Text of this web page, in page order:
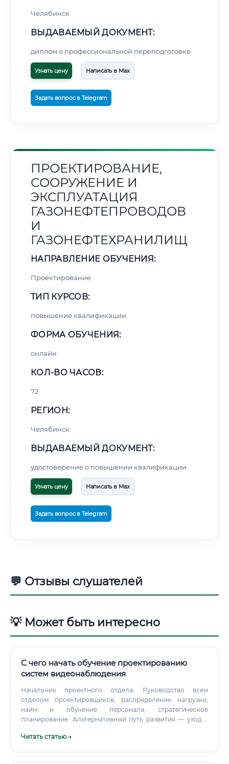
Челябинск
ВЫДАВАЕМЫЙ ДОКУМЕНТ:
диплом о профессиональной переподготовке
Узнать цену Написать в Max
Задать вопрос в Telegram
ПРОЕКТИРОВАНИЕ,
СООРУЖЕНИЕ И
ЭКСПЛУАТАЦИЯ
ГАЗОНЕФТЕПРОВОДОВ
И
ГАЗОНЕФТЕХРАНИЛИЩ
НАПРАВЛЕНИЕ ОБУЧЕНИЯ:
Проектирование
ТИП КУРСОВ:
повышение квалификации
ФОРМА ОБУЧЕНИЯ:
онлайн
КОЛ-ВО ЧАСОВ:
72
РЕГИОН:
Челябинск
ВЫДАВАЕМЫЙ ДОКУМЕНТ:
удостоверение о повышении квалификации
Узнать цену Написать в Max
Задать вопрос в Telegram
💬 Отзывы слушателей
💡 Может быть интересно
С чего начать обучение проектированию
систем видеонаблюдения
Начальник проектного отдела: Руководство всем
отделом проектировщиков, распределение нагрузки,
найм и обучение персонала, стратегическое
планирование. Альтернативный путь развития — уход в
(Project Manager) или в продажи сложных технических
Читать статью →